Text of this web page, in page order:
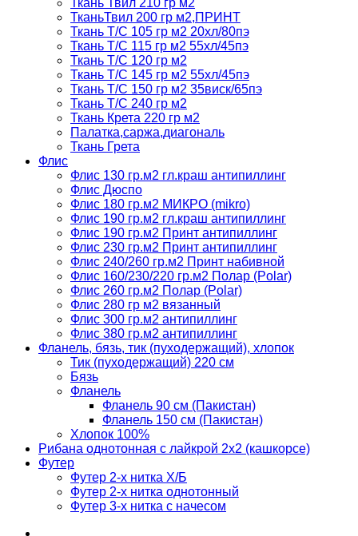
Ткань Твил 210 гр м2
ТканьТвил 200 гр м2,ПРИНТ
Ткань Т/C 105 гр м2 20хл/80пэ
Ткань Т/C 115 гр м2 55хл/45пэ
Ткань Т/C 120 гр м2
Ткань Т/C 145 гр м2 55хл/45пэ
Ткань Т/C 150 гр м2 35виск/65пэ
Ткань Т/C 240 гр м2
Ткань Крета 220 гр м2
Палатка,саржа,диагональ
Ткань Грета
Флис
Флис 130 гр.м2 гл.краш антипиллинг
Флис Дюспо
Флис 180 гр.м2 МИКРО (mikro)
Флис 190 гр.м2 гл.краш антипиллинг
Флис 190 гр.м2 Принт антипиллинг
Флис 230 гр.м2 Принт антипиллинг
Флис 240/260 гр.м2 Принт набивной
Флис 160/230/220 гр.м2 Полар (Polar)
Флис 260 гр.м2 Полар (Polar)
Флис 280 гр м2 вязанный
Флис 300 гр.м2 антипиллинг
Флис 380 гр.м2 антипиллинг
Фланель, бязь, тик (пуходержащий), хлопок
Тик (пуходержащий) 220 см
Бязь
Фланель
Фланель 90 см (Пакистан)
Фланель 150 см (Пакистан)
Хлопок 100%
Рибана однотонная с лайкрой 2х2 (кашкорсе)
Футер
Футер 2-х нитка Х/Б
Футер 2-х нитка однотонный
Футер 3-х нитка с начесом